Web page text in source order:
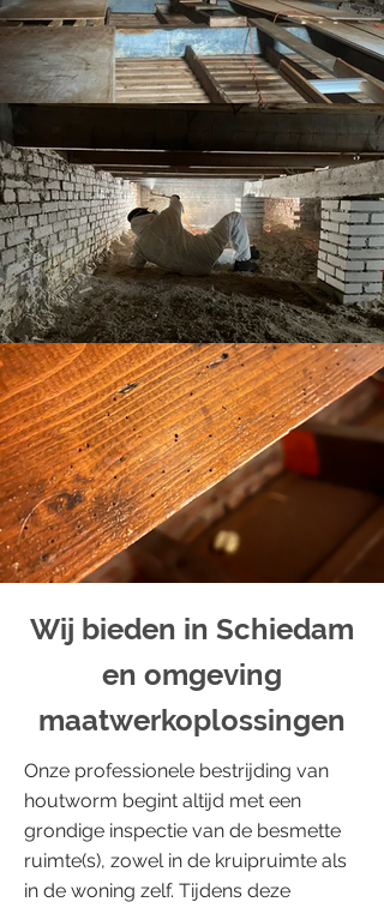
Wij bieden in Schiedam
en omgeving
maatwerkoplossingen
Onze professionele bestrijding van
houtworm begint altijd met een
grondige inspectie van de besmette
ruimte(s), zowel in de kruipruimte als
in de woning zelf. Tijdens deze